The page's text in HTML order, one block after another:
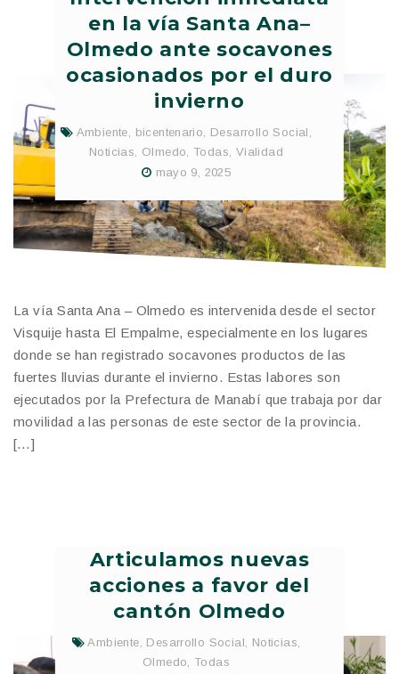
en la vía Santa Ana–
Olmedo ante socavones
ocasionados por el duro
invierno
Ambiente, bicentenario, Desarrollo Social ,
Noticias, Olmedo, Todas, Vialidad
mayo 9, 2025
La vía Santa Ana – Olmedo es intervenida desde el sector
Visquije hasta El Empalme, especialmente en los lugares
donde se han registrado socavones productos de las
fuertes lluvias durante el invierno. Estas labores son
ejecutados por la Prefectura de Manabí que trabaja por dar
movilidad a las personas de este sector de la provincia.
[…]
Articulamos nuevas
acciones a favor del
cantón Olmedo
Ambiente Desarrollo Social Noticias
Olmedo
Todas